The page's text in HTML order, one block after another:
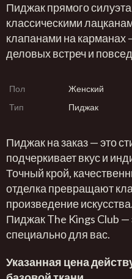
Пиджак прямого
классическими
клапанами на
деловых встреч и
Пол Женский
Тип
Пиджак
Пиджак на заказ — это
подчеркивает вкус и
Точный крой,
отделка превращают
произведение искусства.
Пиджак The Kings Club —
специально для вас.
Указанная цена